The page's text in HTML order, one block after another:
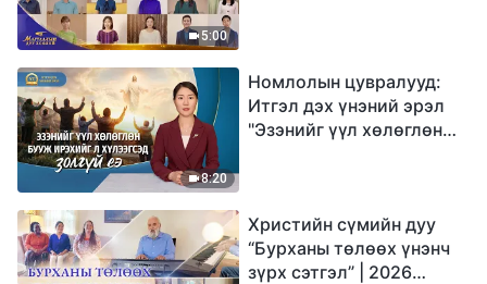
5:00
8:20
Номлолын цувралууд:
Итгэл дэх үнэний эрэл
"Эзэнийг үүл хөлөглөн
Христийн сүмийн дуу
“Бурханы төлөөх үнэнч
зүрх сэтгэл” | 2026